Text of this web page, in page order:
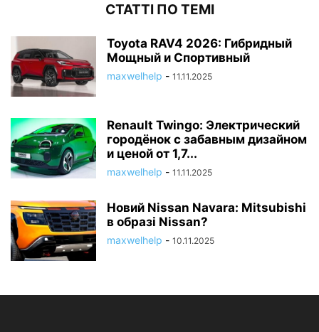
СТАТТІ ПО ТЕМІ
Toyota RAV4 2026: Гибридный
Мощный и Спортивный
maxwelhelp - 11.11.2025
Renault Twingo: Электрический
городёнок с забавным дизайном
и ценой от 1,7...
maxwelhelp - 11.11.2025
Новий Nissan Navara: Mitsubishi
в образі Nissan?
maxwelhelp - 10.11.2025